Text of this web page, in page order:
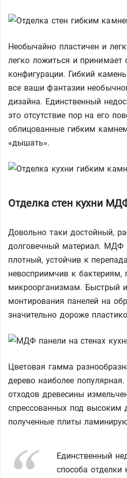
Необычайно пластичен и
легко ложиться и
конфигурации. Гибкий
все ваши фантазии
дизайна. Единственный
это отсутствие пор на его
облицованные гибким
«дышать».
Отделка стен кухни
Довольно таки достойный,
долговечный материал. МДФ
плотный, устойчив к
невосприимчив к бактериям,
микроорганизмам. Быстрый
монтирования панелей на
значительно дороже
Цветовая гамма
дерево наиболее
отходов древесины
спрессованных под высоким
полученные плиты
Единственный
способа отделки